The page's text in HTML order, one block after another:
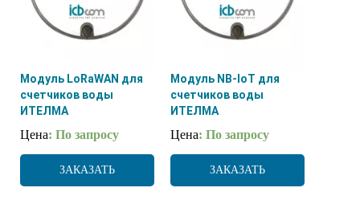
Модуль LoRaWAN для
счетчиков воды
ИТЕЛМА
Цена: По запросу
ЗАКАЗАТЬ
Модуль NB-IoT для
счетчиков воды
ИТЕЛМА
Цена: По запросу
ЗАКАЗАТЬ